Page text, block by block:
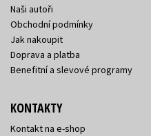
Naši autoři
Obchodní podmínky
Jak nakoupit
Doprava a platba
Benefitní a slevové programy
KONTAKTY
Kontakt na e-shop